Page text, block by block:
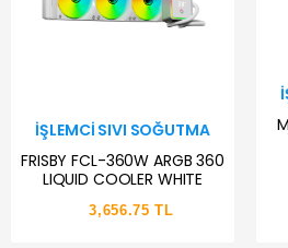
İŞLEMCI SIVI SOĞUTMA
FRISBY FCL-360W ARGB 360
LIQUID COOLER WHITE
3,656.75 TL